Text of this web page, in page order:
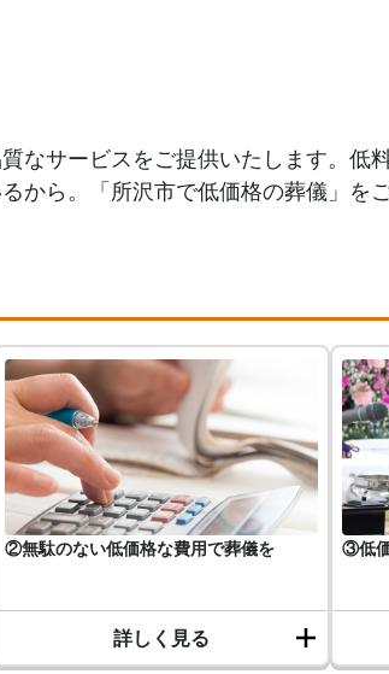
なサービスをご提供いたします。低
から。「所沢市で低価格の葬儀」を
②無駄のない低価格な費用で葬儀を
詳しく見る
③低価